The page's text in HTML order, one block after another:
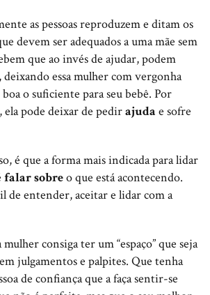
as pessoas reproduzem e ditam os
devem ser adequados a uma mãe sem
que ao invés de ajudar, podem
essa mulher com vergonha
o suficiente para seu bebê. Por
ela pode deixar de pedirajuda e sofre
é que a forma mais indicada para lidar
falar sobreo que está acontecendo.
de entender, aceitar e lidar com a
mulher consiga ter um “espaço” que seja
julgamentos e palpites. Que tenha
de confiança que a faça sentir-se